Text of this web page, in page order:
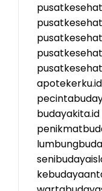
apotekerku.id
budayakita.id